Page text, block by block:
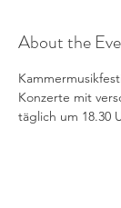
About the
Konzerte mit
täglich um 18.30